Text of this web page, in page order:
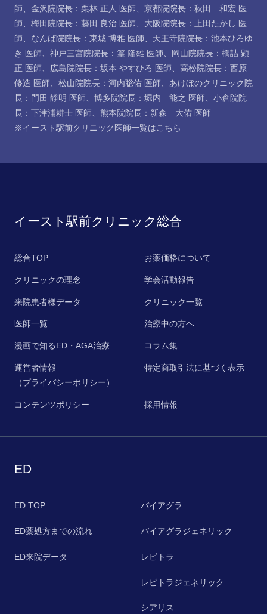
師
金沢院院長：栗林 正人 医師
京都院院長：秋田 和宏 医
師
梅田院院長：藤田 良治 医師
大阪院院長：上田たかし 医
師
なんば院院長：東城 博雅 医師
天王寺院院長：池本ひろゆ
き 医師
神戸三宮院院長：篁 隆雄 医師
岡山院院長：橋詰 顕
正 医師
広島院院長：坂本 やすひろ 医師
高松院院長：西原
修造 医師
松山院院長：河内聡佑 医師
あけぼのクリニック院
長：門田 靜明 医師
博多院院長：堀内 能之 医師
小倉院院
長：下津浦耕士 医師
熊本院院長：新森 大佑 医師
※イースト駅前クリニック医師一覧はこちら
イースト駅前クリニック総合
総合TOP お薬価格について
クリニックの理念 学会活動報告
来院患者様データ クリニック一覧
医師一覧 治療中の方へ
漫画で知るED・AGA治療 コラム集
運営者情報
（プライバシーポリシー）
特定商取引法に基づく表示
コンテンツポリシー 採用情報
ED
ED TOP
ED薬処方までの流れ
ED来院データ
バイアグラ
バイアグラジェネリック
レビトラ
レビトラジェネリック
シアリス